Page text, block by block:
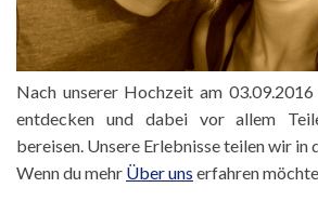
Nach unserer Hochzeit am
entdecken und dabei vor allem
bereisen. Unsere Erlebnisse teilen wir in
Wenn du mehr Über uns erfahren